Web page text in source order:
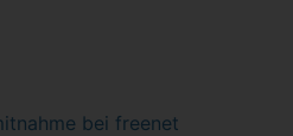
bei freenet